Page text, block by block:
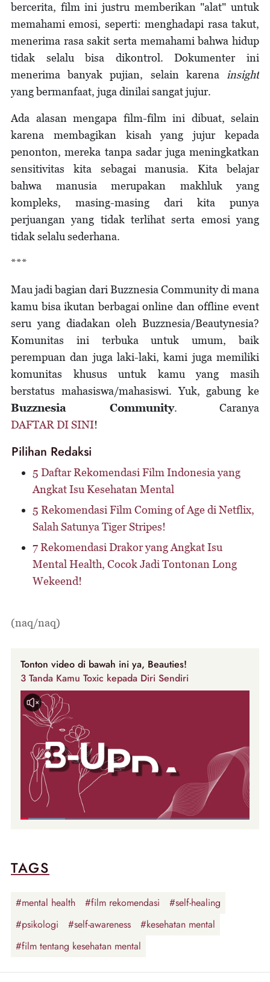
bercerita, film ini justru memberikan "alat" untuk
memahami emosi, seperti: menghadapi rasa takut,
menerima rasa sakit serta memahami bahwa hidup
tidak selalu bisa dikontrol. Dokumenter ini
menerima banyak pujian, selain karena insight
yang bermanfaat, juga dinilai sangat jujur.
Ada alasan mengapa film-film ini dibuat, selain
karena membagikan kisah yang jujur kepada
penonton, mereka tanpa sadar juga meningkatkan
sensitivitas kita sebagai manusia. Kita belajar
bahwa manusia merupakan makhluk yang
kompleks, masing-masing dari kita punya
perjuangan yang tidak terlihat serta emosi yang
tidak selalu sederhana.
***
Mau jadi bagian dari Buzznesia Community di mana
kamu bisa ikutan berbagai online dan offline event
seru yang diadakan oleh Buzznesia/Beautynesia?
Komunitas ini terbuka untuk umum, baik
perempuan dan juga laki-laki, kami juga memiliki
komunitas khusus untuk kamu yang masih
berstatus mahasiswa/mahasiswi. Yuk, gabung ke
Buzznesia Community. Caranya
DAFTAR DI SINI!
Pilihan Redaksi
5 Daftar Rekomendasi Film Indonesia yang
Angkat Isu Kesehatan Mental
5 Rekomendasi Film Coming of Age di Netflix,
Salah Satunya Tiger Stripes!
7 Rekomendasi Drakor yang Angkat Isu
Mental Health, Cocok Jadi Tontonan Long
Wekeend!
(naq/naq)
Tonton video di bawah ini ya, Beauties!
3 Tanda Kamu Toxic kepada Diri Sendiri
TAGS
#mental health #film rekomendasi
#self-healing
#psikologi
#self-awareness
#kesehatan mental
#film tentang kesehatan mental